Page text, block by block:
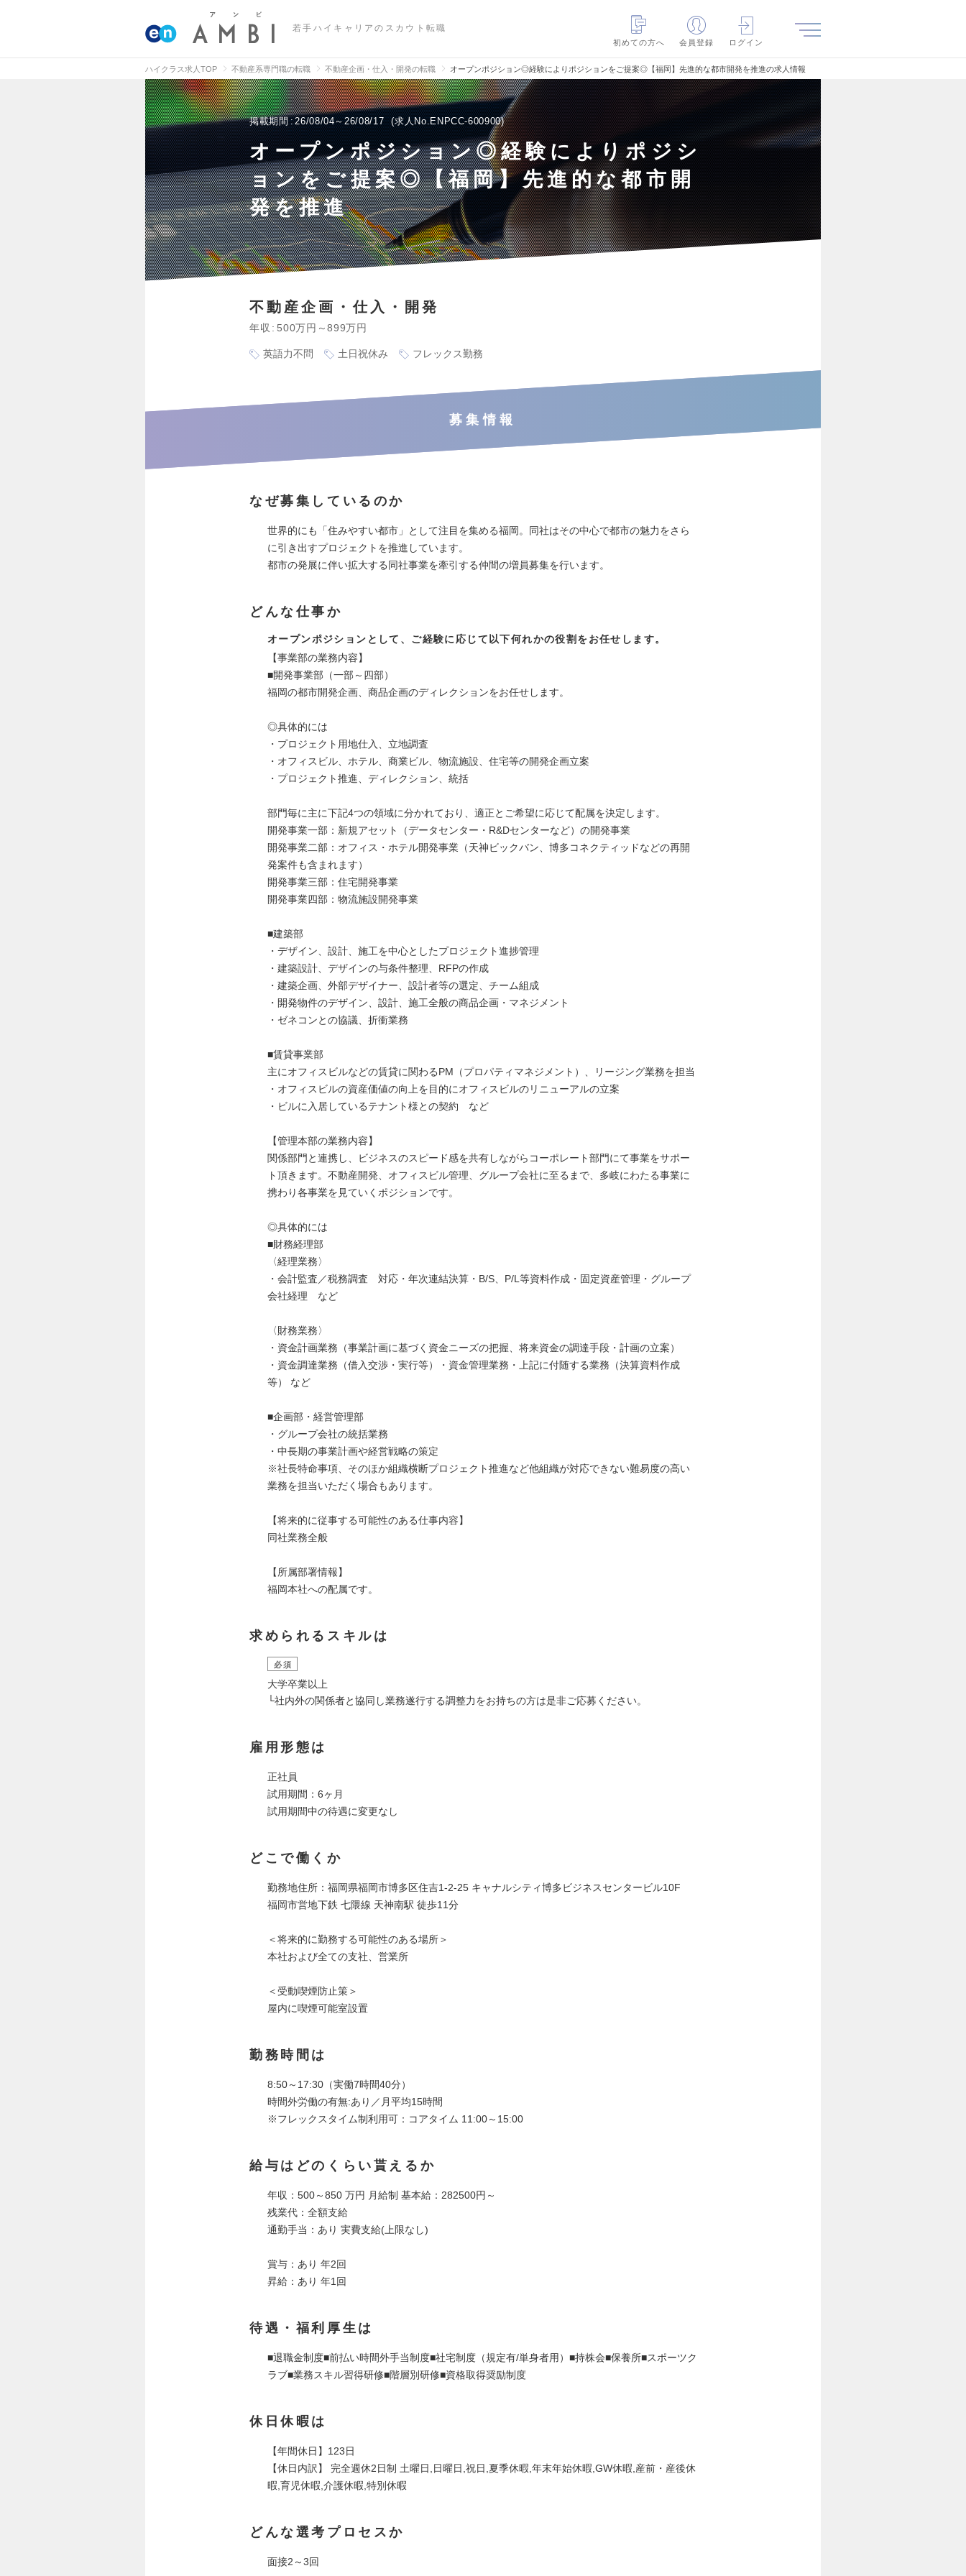
若手ハイキャリアのスカウト転職
初めての方へ
会員登録 ログイン
ハイクラス求人TOP 不動産系専門職の転職 不動産企画・仕入・開発の転職 オープンポジション◎経験によりポジションをご提案◎【福岡】先進的な都市開発を推進の求人情報
掲載期間 26/08/04～26/08/17 求人No.ENPCC-600900
オープンポジション◎経験によりポジシ
ョンをご提案◎【福岡】先進的な都市開
発を推進
不動産企画・仕入・開発
年収 500万円～899万円
英語力不問 土日祝休み フレックス勤務
募集情報
なぜ募集しているのか
世界的にも「住みやすい都市」として注目を集める福岡。同社はその中心で都市の魅力をさら
に引き出すプロジェクトを推進しています。
都市の発展に伴い拡大する同社事業を牽引する仲間の増員募集を行います。
どんな仕事か
オープンポジションとして、ご経験に応じて以下何れかの役割をお任せします。
【事業部の業務内容】
■開発事業部（一部～四部）
福岡の都市開発企画、商品企画のディレクションをお任せします。
◎具体的には
・プロジェクト用地仕入、立地調査
・オフィスビル、ホテル、商業ビル、物流施設、住宅等の開発企画立案
・プロジェクト推進、ディレクション、統括
部門毎に主に下記4つの領域に分かれており、適正とご希望に応じて配属を決定します。
開発事業一部：新規アセット（データセンター・R&Dセンターなど）の開発事業
開発事業二部：オフィス・ホテル開発事業（天神ビックバン、博多コネクティッドなどの再開
発案件も含まれます）
開発事業三部：住宅開発事業
開発事業四部：物流施設開発事業
■建築部
・デザイン、設計、施工を中心としたプロジェクト進捗管理
・建築設計、デザインの与条件整理、RFPの作成
・建築企画、外部デザイナー、設計者等の選定、チーム組成
・開発物件のデザイン、設計、施工全般の商品企画・マネジメント
・ゼネコンとの協議、折衝業務
■賃貸事業部
主にオフィスビルなどの賃貸に関わるPM（プロパティマネジメント）、リージング業務を担当
・オフィスビルの資産価値の向上を目的にオフィスビルのリニューアルの立案
・ビルに入居しているテナント様との契約 など
【管理本部の業務内容】
関係部門と連携し、ビジネスのスピード感を共有しながらコーポレート部門にて事業をサポー
ト頂きます。不動産開発、オフィスビル管理、グループ会社に至るまで、多岐にわたる事業に
携わり各事業を見ていくポジションです。
◎具体的には
■財務経理部
〈経理業務〉
・会計監査／税務調査 対応・年次連結決算・B/S、P/L等資料作成・固定資産管理・グループ
会社経理 など
〈財務業務〉
・資金計画業務（事業計画に基づく資金ニーズの把握、将来資金の調達手段・計画の立案）
・資金調達業務（借入交渉・実行等）・資金管理業務・上記に付随する業務（決算資料作成
等） など
■企画部・経営管理部
・グループ会社の統括業務
・中長期の事業計画や経営戦略の策定
※社長特命事項、そのほか組織横断プロジェクト推進など他組織が対応できない難易度の高い
業務を担当いただく場合もあります。
【将来的に従事する可能性のある仕事内容】
同社業務全般
【所属部署情報】
福岡本社への配属です。
求められるスキルは
必須
大学卒業以上
└社内外の関係者と協同し業務遂行する調整力をお持ちの方は是非ご応募ください。
雇用形態は
正社員
試用期間：6ヶ月
試用期間中の待遇に変更なし
どこで働くか
勤務地住所：福岡県福岡市博多区住吉1-2-25 キャナルシティ博多ビジネスセンタービル10F
福岡市営地下鉄 七隈線 天神南駅 徒歩11分
＜将来的に勤務する可能性のある場所＞
本社および全ての支社、営業所
＜受動喫煙防止策＞
屋内に喫煙可能室設置
勤務時間は
8:50～17:30（実働7時間40分）
時間外労働の有無:あり／月平均15時間
※フレックスタイム制利用可：コアタイム 11:00～15:00
給与はどのくらい貰えるか
年収：500～850 万円 月給制 基本給：282500円～
残業代：全額支給
通勤手当：あり 実費支給(上限なし)
賞与：あり 年2回
昇給：あり 年1回
待遇・福利厚生は
■退職金制度■前払い時間外手当制度■社宅制度（規定有/単身者用）■持株会■保養所■スポーツク
ラブ■業務スキル習得研修■階層別研修■資格取得奨励制度
休日休暇は
【年間休日】123日
【休日内訳】 完全週休2日制 土曜日,日曜日,祝日,夏季休暇,年末年始休暇,GW休暇,産前・産後休
暇,育児休暇,介護休暇,特別休暇
どんな選考プロセスか
面接2～3回